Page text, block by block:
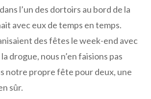
l’un des dortoirs au bord de la
avec eux de temps en temps.
des fêtes le week-end avec
drogue, nous n’en faisions pas
notre propre fête pour deux, une
sûr.